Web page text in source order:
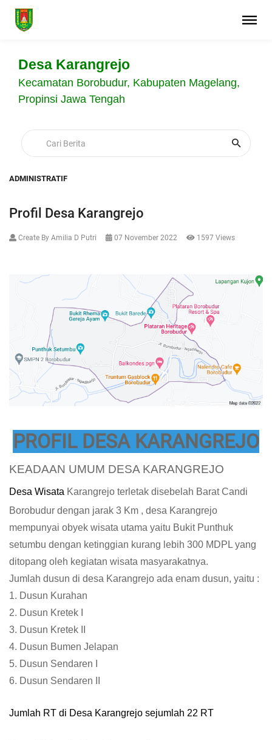
Desa Karangrejo
Kecamatan Borobudur, Kabupaten Magelang,
Propinsi Jawa Tengah
ADMINISTRATIF
Profil Desa Karangrejo
Create By Amilia D Putri 07 November 2022 1597 Views
PROFIL DESA KARANGREJO
KEADAAN UMUM DESA KARANGREJO
Desa Wisata Karangrejo terletak disebelah BaratCandi
Borobudur dengan jarak 3 Km , desa Karangrejo
mempunyai obyek wisata utama yaitu Bukit Punthuk
setumbu dengan ketinggian kurang lebih 300 MDPL yang
ditopang oleh kegiatan wisata masyarakatnya.
Jumlah dusun di desa Karangrejo ada enam dusun, yaitu :
1. Dusun Kurahan
2. Dusun Kretek I
3. Dusun Kretek II
4. Dusun Bumen Jelapan
5. Dusun Sendaren I
6. Dusun Sendaren II
Jumlah RT di Desa Karangrejo sejumlah 22 RT